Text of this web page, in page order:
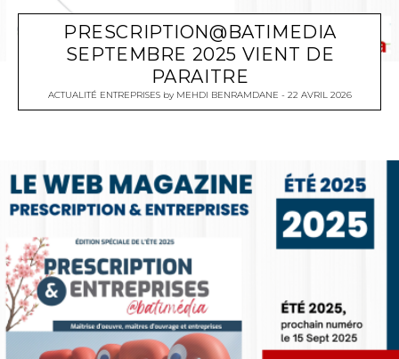
PRESCRIPTION@BATIMEDIA
SEPTEMBRE 2025 VIENT DE
PARAITRE
ACTUALITÉ ENTREPRISES by MEHDI BENRAMDANE 22 AVRIL 2026